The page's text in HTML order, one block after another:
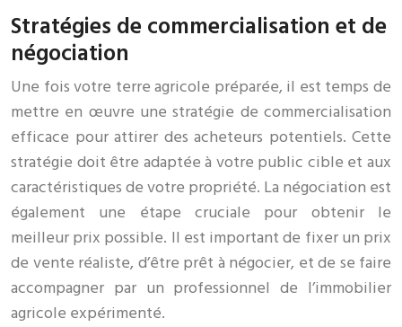
Stratégies de commercialisation et de
négociation
Une fois votre terre agricole préparée, il est temps de
mettre en œuvre une stratégie de commercialisation
efficace pour attirer des acheteurs potentiels. Cette
stratégie doit être adaptée à votre public cible et aux
caractéristiques de votre propriété. La négociation est
également une étape cruciale pour obtenir le
meilleur prix possible. Il est important de fixer un prix
de vente réaliste, d’être prêt à négocier, et de se faire
accompagner par un professionnel de l’immobilier
agricole expérimenté.